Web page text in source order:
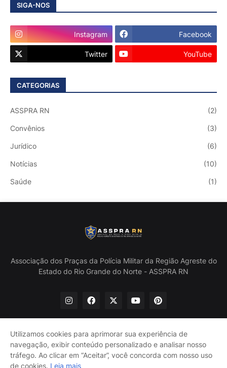
SIGA-NOS
Instagram Facebook
Twitter YouTube
CATEGORIAS
ASSPRA RN (2)
Convênios (3)
Jurídico (6)
Notícias (10)
Saúde (1)
Associação dos Praças da Polícia Militar da Região Agreste do
Estado do Rio Grande do Norte - ASSPRA RN
Início Quem Somos
Política de Privacidade
Contate-nos
Utilizamos cookies para aprimorar sua experiência de
navegação, exibir conteúdo personalizado e analisar nosso
tráfego. Ao clicar em “Aceitar”, você concorda com nosso uso
de cookies. Leia mais